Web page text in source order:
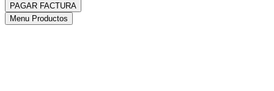
PAGAR FACTURA
Menu Productos